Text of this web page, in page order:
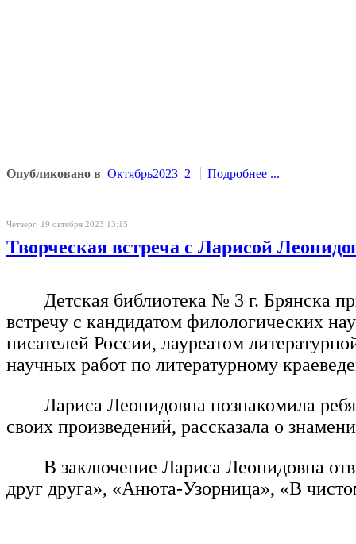
Опубликовано в Октябрь2023_2 Подробнее ...
Четверг, 19 октября 2023 13:15
Творческая встреча с Ларисой
Детская библиотека № 3 г. Брянска
встречу с кандидатом филологических
писателей России, лауреатом
научных работ по литературному
Лариса Леонидовна познакомила
своих произведений, рассказала о
В заключение Лариса Леонидовна
друг друга», «Анюта-Узорница», «В